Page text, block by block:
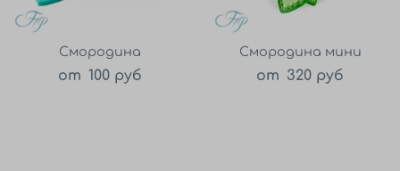
Смородина
от 100 руб
Смородина мини
от 320 руб